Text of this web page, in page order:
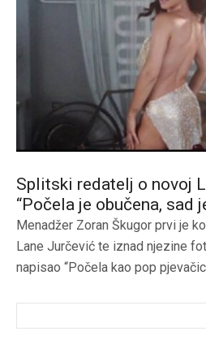
Splitski redatelj o novoj
“Počela je obučena, sad
Menadžer Zoran Škugor prvi je
Lane Jurčević te iznad njezine
napisao “Počela kao pop